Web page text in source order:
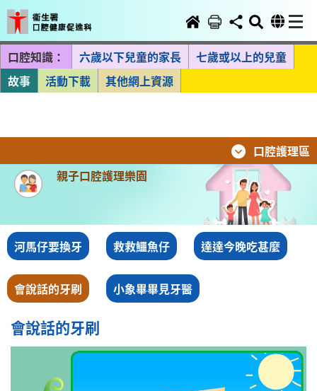
口腔知識： 六歲以下兒童的家長
七歲或以上的兒童
故事
活動下載 其他網上資源
口腔護理區
親子口腔護理樂園
河馬仔要換牙 救救鱷魚仔 達達今晚吃甚麼
會說話的牙刷 小象畢畢見牙醫
會說話的牙刷